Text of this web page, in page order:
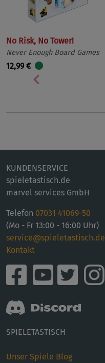
No Risk, No Tower!
Never Enough Board Games
12,99 €
Vorherige
KUNDENSERVICE
spieletastisch.de
marvel services GmbH
Telefon 07031 41069-50
(Mo - Fr 13:00 - 16:00 Uhr)
service@spieletastisch.de
Kontakt
SPIELETASTISCH
Unser Spiele Blog